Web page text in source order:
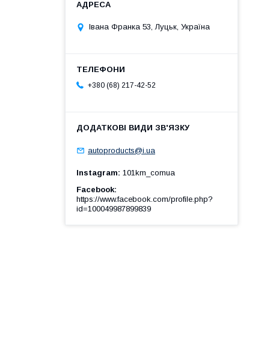
Івана Франка 53, Луцьк, Україна
+380 (68) 217-42-52
autoproducts@i.ua
Instagram 101km_comua
Facebook
https://www.facebook.com/profile.php?
id=100049987899839